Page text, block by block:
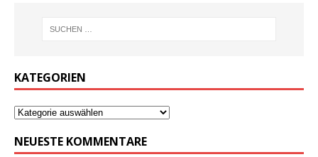
KATEGORIEN
NEUESTE KOMMENTARE